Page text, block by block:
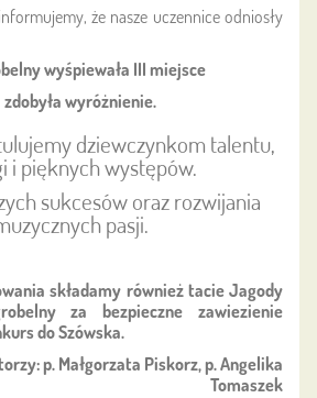
że nasze uczennice odniosły
wyśpiewała III miejsce
zdobyła wyróżnienie.
dziewczynkom talentu,
i pięknych występów.
sukcesów oraz rozwijania
pasji.
składamy również tacie Jagody
za bezpieczne zawiezienie
do Szówska.
p. Małgorzata Piskorz, p. Angelika
Tomaszek